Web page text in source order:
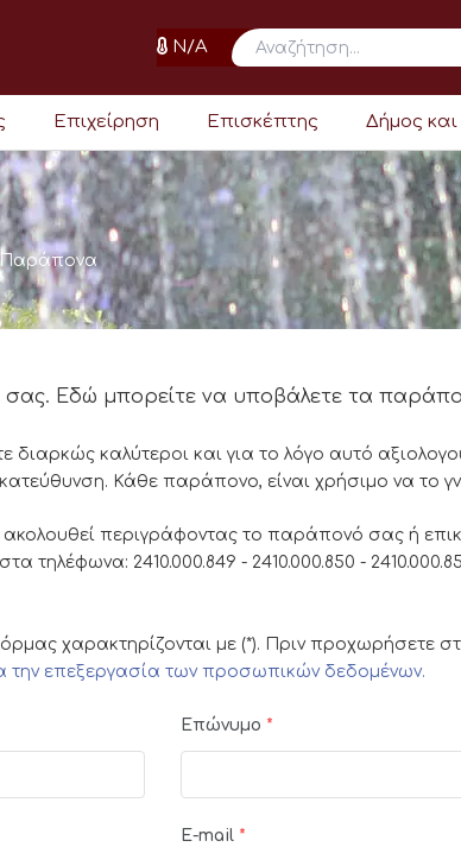
N/A
Επιχείρηση Επισκέπτης Δήμος και
Παράπονα
σας. Εδώ μπορείτε να υποβάλετε τα
διαρκώς καλύτεροι και για το λόγο αυτό
Κάθε παράπονο, είναι χρήσιμο να το
περιγράφοντας το παράπονό σας ή
τηλέφωνα: 2410.000.849 - 2410.000.850 -
χαρακτηρίζονται με (*). Πριν προχωρήσετε
την επεξεργασία των προσωπικών δεδομένων.
Επώνυμο *
E-mail *